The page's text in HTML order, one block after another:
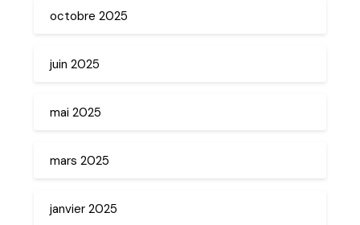
octobre 2025
juin 2025
mai 2025
mars 2025
janvier 2025